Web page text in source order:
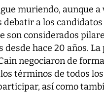
muriendo, aunque a
debatir a los candidatos
son considerados
hace 20 años. La
negociaron de
términos de todos
así como